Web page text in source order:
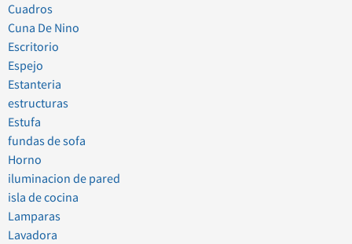
Cuadros
Cuna De Nino
Escritorio
Espejo
Estanteria
estructuras
Estufa
fundas de sofa
Horno
iluminacion de pared
isla de cocina
Lamparas
Lavadora